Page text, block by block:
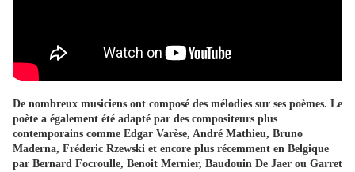
De nombreux musiciens ont composé des mélodies sur ses poèmes. Le
poète a également été adapté par des compositeurs plus
contemporains comme Edgar Varèse, André Mathieu, Bruno
Maderna, Fréderic Rzewski et encore plus récemment en Belgique
par Bernard Focroulle, Benoit Mernier, Baudouin De Jaer ou Garret